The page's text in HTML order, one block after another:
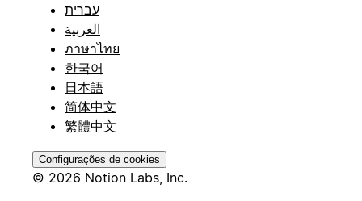
עברית
العربية
ภาษาไทย
한국어
日本語
简体中文
繁體中文
Configurações de cookies
© 2026 Notion Labs, Inc.